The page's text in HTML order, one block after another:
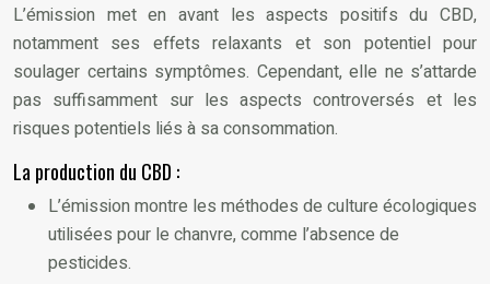
L’émission met en avant les aspects positifs du CBD,
notamment ses effets relaxants et son potentiel pour
soulager certains symptômes. Cependant, elle ne s’attarde
pas suffisamment sur les aspects controversés et les
risques potentiels liés à sa consommation.
La production du CBD :
L’émission montre les méthodes de culture écologiques
utilisées pour le chanvre, comme l’absence de
pesticides.